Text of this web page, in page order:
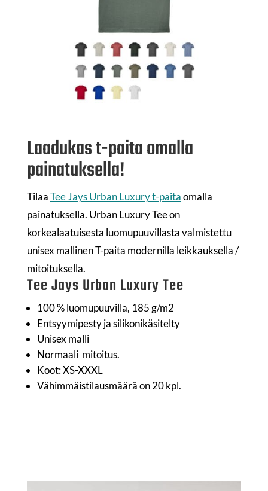
Laadukas t-paita omalla
painatuksella!
TilaaTee Jays Urban Luxury t-paitaomalla
painatuksella. Urban Luxury Tee on
korkealaatuisesta luomupuuvillasta valmistettu
unisex mallinen T-paita modernilla leikkauksella /
mitoituksella.
Tee Jays Urban Luxury Tee
100 % luomupuuvilla, 185 g/m2
Entsyymipesty ja silikonikäsitelty
Unisex malli
Normaali mitoitus.
Koot: XS-XXXL
Vähimmäistilausmäärä on 20 kpl.